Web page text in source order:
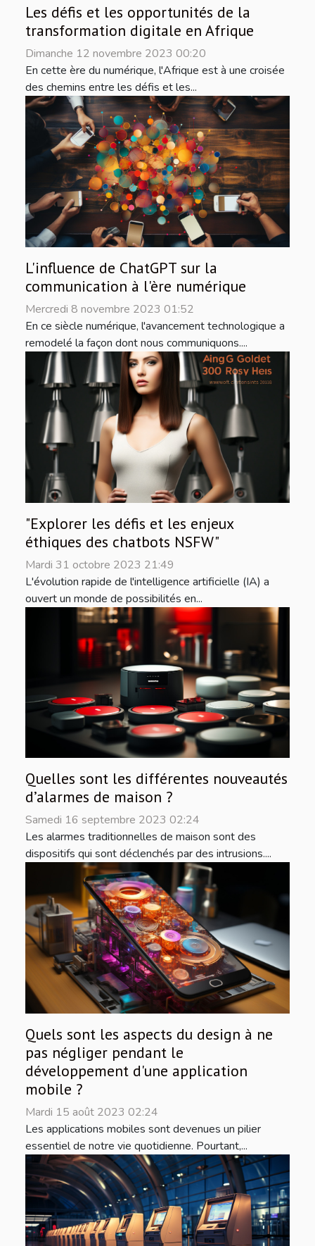
Les défis et les opportunités de la
transformation digitale en Afrique
Dimanche 12 novembre 2023 00:20
En cette ère du numérique, l'Afrique est à une croisée
des chemins entre les défis et les...
L'influence de ChatGPT sur la
communication à l'ère numérique
Mercredi 8 novembre 2023 01:52
En ce siècle numérique, l'avancement technologique a
remodelé la façon dont nous communiquons....
"Explorer les défis et les enjeux
éthiques des chatbots NSFW"
Mardi 31 octobre 2023 21:49
L'évolution rapide de l'intelligence artificielle (IA) a
ouvert un monde de possibilités en...
Quelles sont les différentes nouveautés
d’alarmes de maison ?
Samedi 16 septembre 2023 02:24
Les alarmes traditionnelles de maison sont des
dispositifs qui sont déclenchés par des intrusions....
Quels sont les aspects du design à ne
pas négliger pendant le
développement d'une application
mobile ?
Mardi 15 août 2023 02:24
Les applications mobiles sont devenues un pilier
essentiel de notre vie quotidienne. Pourtant,...